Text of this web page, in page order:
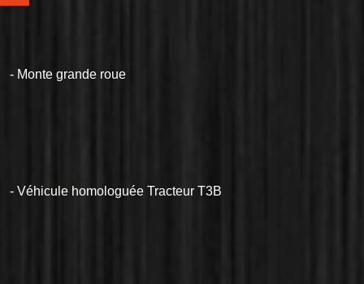
- Monte grande roue
- Véhicule homologuée Tracteur T3B